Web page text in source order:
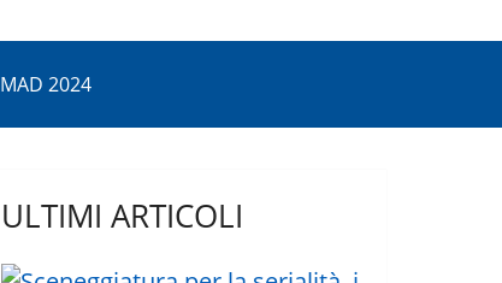
MAD 2024
ULTIMI ARTICOLI